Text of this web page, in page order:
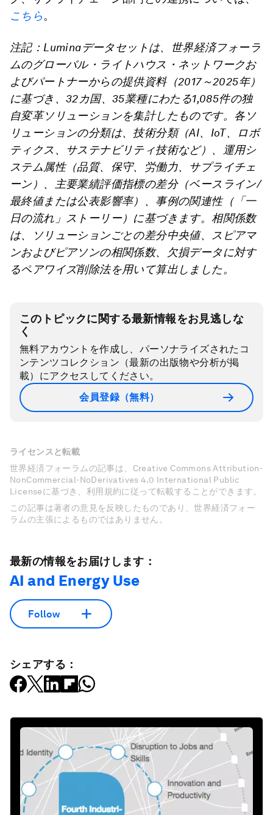
こちら。
注記：Luminaデータセットは、世界経済フォーラ
ムのグローバル・ライトハウス・ネットワークお
よびパートナーからの提供資料（2017～2025年）
に基づき、32カ国、35業種にわたる1,085件の独
自変革ソリューションを集計したものです。各ソ
リューションの分類は、技術分類（AI、IoT、ロボ
ティクス、サステナビリティ技術など）、運用シ
ステム属性（品質、保守、労働力、サプライチェ
ーン）、主要業績評価指標の差分（ベースライン/
最終値または公表影響率）、事例の関連性（「一
日の流れ」ストーリー）に基づきます。相関係数
は、ソリューションごとの差分中央値、スピアマ
ンおよびピアソンの相関係数、欠損データに対す
るペアワイズ削除法を用いて算出しました。
このトピックに関する最新情報をお見逃しな
く
無料アカウントを作成し、パーソナライズされたコ
ンテンツコレクション（最新の出版物や分析が掲
載）にアクセスしてください。
会員登録（無料）
ライセンスと転載
世界経済フォーラムの記事は、Creative Commons Attribution-
NonCommercial-NoDerivatives 4.0 International Public
Licenseに基づき、利用規約に従って転載することができます。
この記事は著者の意見を反映したものであり、世界経済フォー
ラムの主張によるものではありません。
最新の情報をお届けします：
AI and Energy Use
Follow
シェアする：